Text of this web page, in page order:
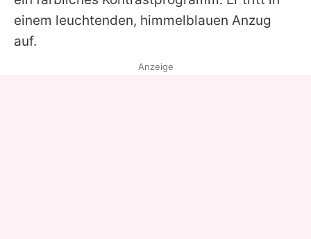
einem leuchtenden, himmelblauen Anzug
auf.
Anzeige